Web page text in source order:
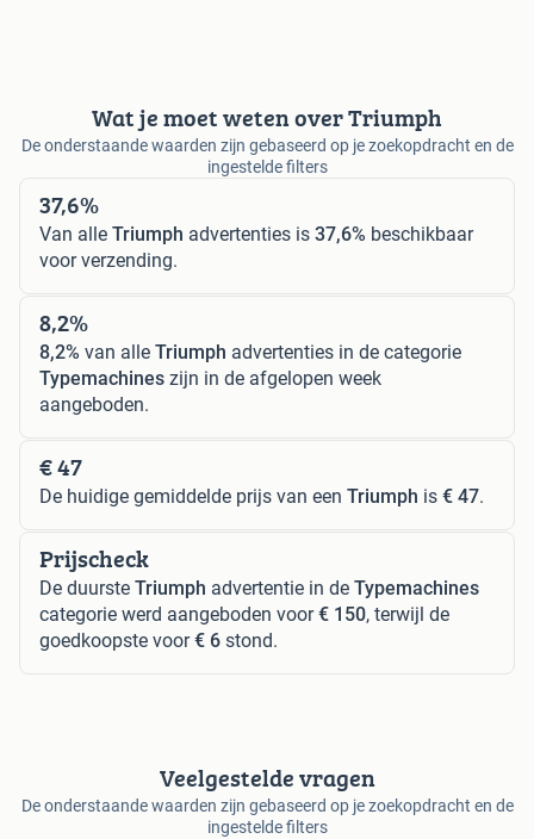
Wat je moet weten over Triumph
De onderstaande waarden zijn gebaseerd op je zoekopdracht en de
ingestelde filters
37,6%
Van alle Triumph advertenties is 37,6% beschikbaar
voor verzending.
8,2%
8,2% van alle Triumph advertenties in de categorie
Typemachines zijn in de afgelopen week
aangeboden.
€ 47
De huidige gemiddelde prijs van een Triumph is € 47.
Prijscheck
De duurste Triumph advertentie in de Typemachines
categorie werd aangeboden voor€ 150, terwijl de
goedkoopste voor€ 6 stond.
Veelgestelde vragen
De onderstaande waarden zijn gebaseerd op je zoekopdracht en de
ingestelde filters